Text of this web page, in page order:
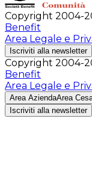
Copyright 2004-
Benefit
Area Legale e
Iscriviti alla newsletter
Copyright 2004-
Benefit
Area Legale e
Area AziendaArea
Iscriviti alla newsletter